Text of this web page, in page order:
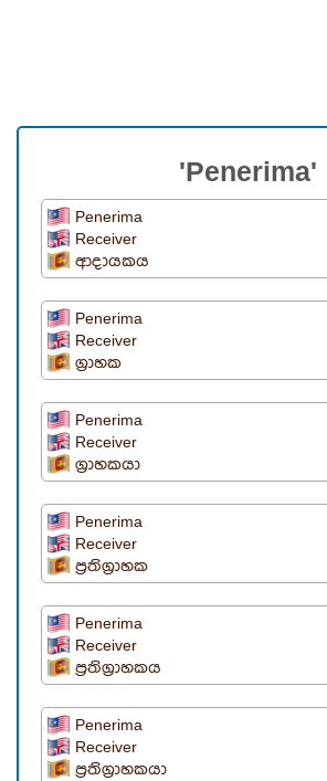
'Penerima'
Penerima
Receiver
ආදායකය
Penerima
Receiver
ග්‍රාහක
Penerima
Receiver
ග්‍රාහකයා
Penerima
Receiver
ප්‍රතිග්‍රාහක
Penerima
Receiver
ප්‍රතිග්‍රාහකය
Penerima
Receiver
ප්‍රතිග්‍රාහකයා